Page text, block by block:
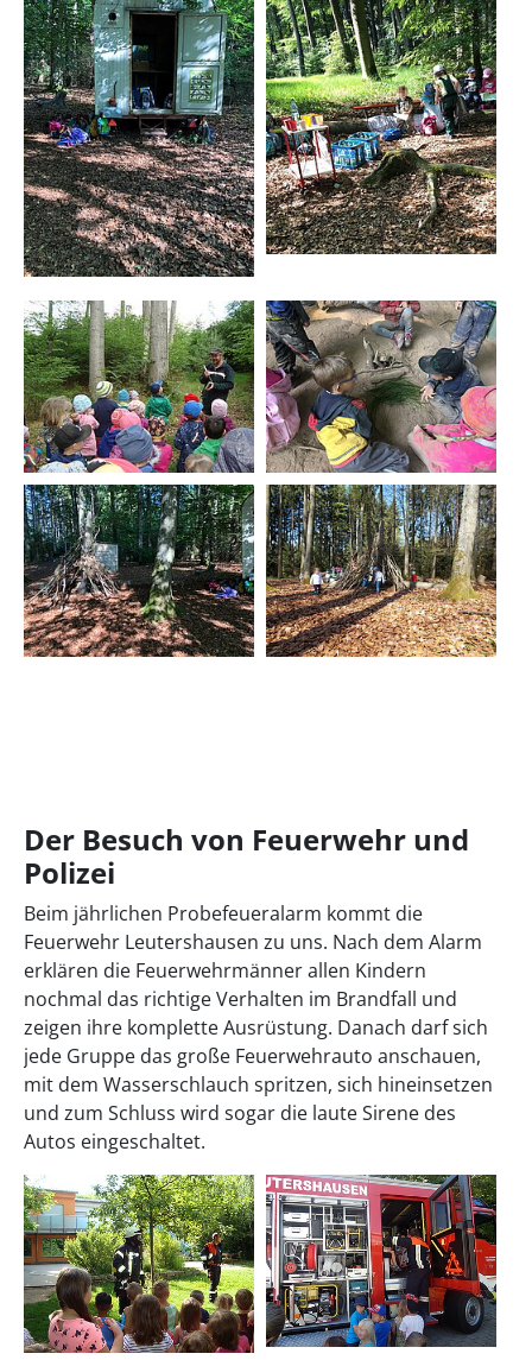
Der Besuch von Feuerwehr und
Polizei
Beim jährlichen Probefeueralarm kommt die
Feuerwehr Leutershausen zu uns. Nach dem Alarm
erklären die Feuerwehrmänner allen Kindern
nochmal das richtige Verhalten im Brandfall und
zeigen ihre komplette Ausrüstung. Danach darf sich
jede Gruppe das große Feuerwehrauto anschauen,
mit dem Wasserschlauch spritzen, sich hineinsetzen
und zum Schluss wird sogar die laute Sirene des
Autos eingeschaltet.